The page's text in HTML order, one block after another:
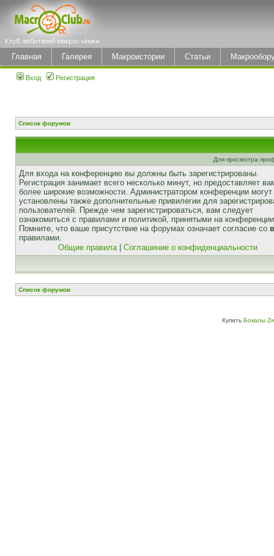
Главная Галерея Макроистории Статьи
Вход Регистрация
Список форумов
Для просмотра
Для входа на конференцию вы должны быть зарегистрированы.
Регистрация занимает всего несколько минут, но предоставляет
более широкие возможности. Администратором конференции
установлены также дополнительные привилегии для
пользователей. Прежде чем зарегистрироваться, вам следует
ознакомиться с правилами и политикой, принятыми на
Помните, что ваше присутствие на форумах означает согласие со
правилами.
Общие правила| Соглашение о конфиденциальности
Список форумов
Купить Бокалы